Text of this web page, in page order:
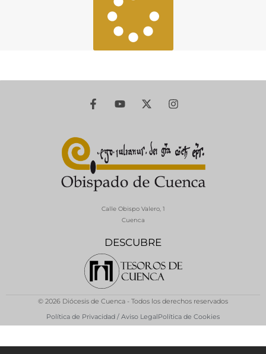
DESCUBRE
Calle Obispo Valero, 1
Cuenca
© 2026 Diócesis de Cuenca - Todos los derechos reservados
Política de Privacidad / Aviso LegalPolítica de Cookies